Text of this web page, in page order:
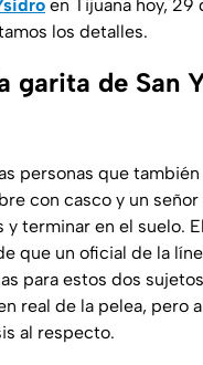
en Tijuana hoy,
los detalles.
garita de San
personas que
con casco y un
terminar en el suelo.
que un oficial de la
para estos dos
real de la pelea, pero
al respecto.